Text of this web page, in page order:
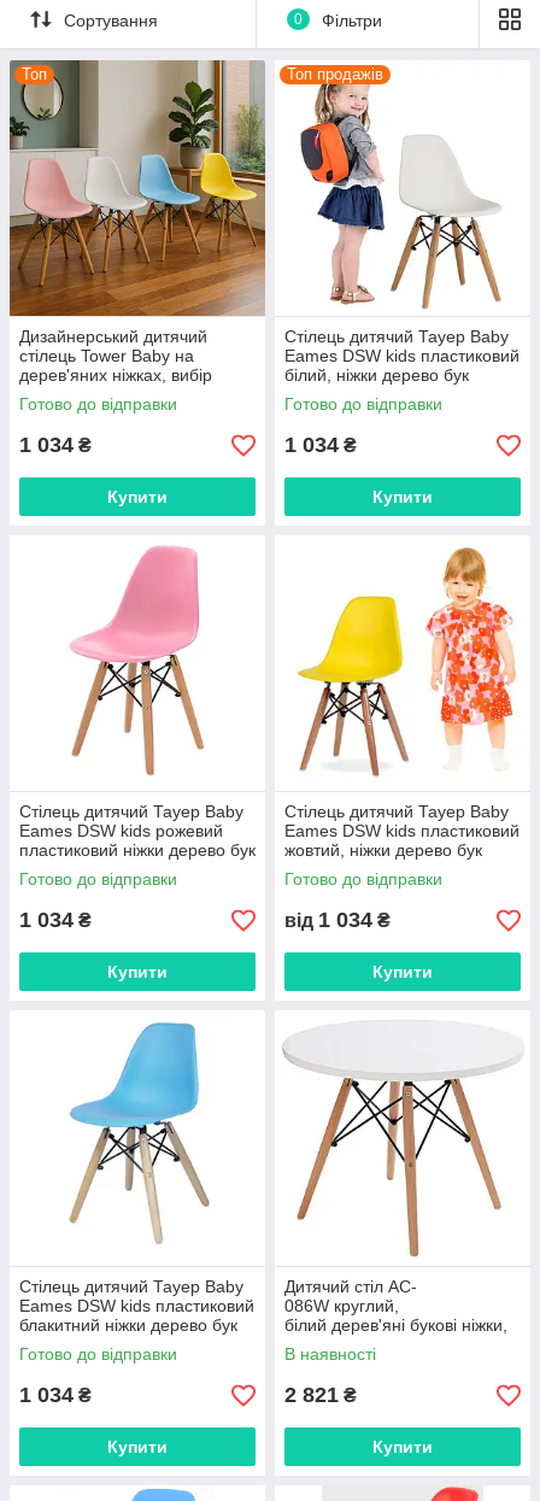
Сортування 0 Фільтри
Топ
Дизайнерський дитячий
стілець Tower Baby на
дерев'яних ніжках, вибір
кольору сидіння
Готово до відправки
1 034 ₴
Купити
Топ продажів
Стілець дитячий Тауер Вaby
Eames DSW kids пластиковий
білий, ніжки дерево бук
Готово до відправки
1 034 ₴
Купити
Стілець дитячий Тауер Вaby
Eames DSW kids рожевий
пластиковий ніжки дерево бук
Готово до відправки
1 034 ₴
Купити
Стілець дитячий Тауер Вaby
Eames DSW kids пластиковий
жовтий, ніжки дерево бук
Готово до відправки
від 1 034 ₴
Купити
Стілець дитячий Тауер Вaby
Eames DSW kids пластиковий
блакитний ніжки дерево бук
Готово до відправки
1 034 ₴
Купити
Дитячий стіл AC-
086W круглий,
білий дерев'яні букові ніжки,
дизайн Charles&Ray Eames
В наявності
2 821 ₴
Купити